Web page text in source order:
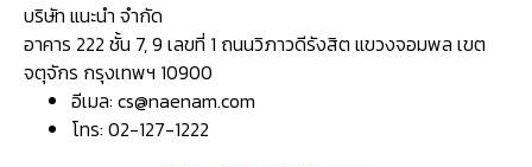
บริษัท แนะนำ จำกัด
อาคาร 222 ชั้น 7, 9 เลขที่ 1 ถนนวิภาวดีรังสิต แขวงจอมพล เขต
จตุจักร กรุงเทพฯ 10900
อีเมล: cs@naenam.com
โทร: 02-127-1222